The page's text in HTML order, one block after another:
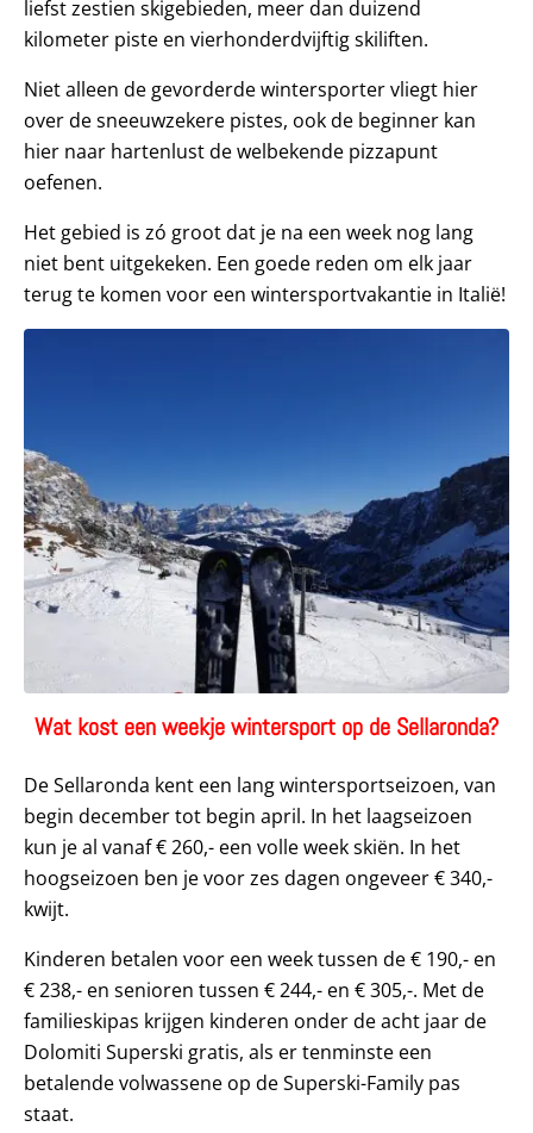
liefst zestien skigebieden, meer dan duizend
kilometer piste en vierhonderdvijftig skiliften.
Niet alleen de gevorderde wintersporter vliegt hier
over de sneeuwzekere pistes, ook de beginner kan
hier naar hartenlust de welbekende pizzapunt
oefenen.
Het gebied is zó groot dat je na een week nog lang
niet bent uitgekeken. Een goede reden om elk jaar
terug te komen voor een wintersportvakantie in Italië!
Wat kost een weekje wintersport op de Sellaronda?
De Sellaronda kent een lang wintersportseizoen, van
begin december tot begin april. In het laagseizoen
kun je al vanaf € 260,- een volle week skiën. In het
hoogseizoen ben je voor zes dagen ongeveer € 340,-
kwijt.
Kinderen betalen voor een week tussen de € 190,- en
€ 238,- en senioren tussen € 244,- en € 305,-. Met de
familieskipas krijgen kinderen onder de acht jaar de
Dolomiti Superski gratis, als er tenminste een
betalende volwassene op de Superski-Family pas
staat.